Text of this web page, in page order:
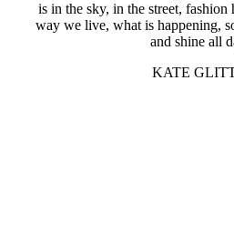
is in the sky, in the street, fashion
way we live, what is happening,
and shine all
KATE